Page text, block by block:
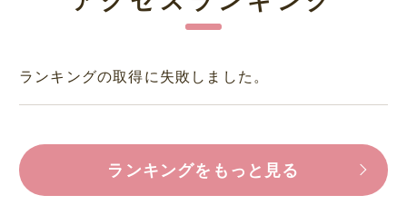
ランキングの取得に失敗しました。
ランキングをもっと見る